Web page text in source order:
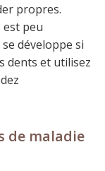
propres.
est peu
développe si
dents et utilisez
de maladie